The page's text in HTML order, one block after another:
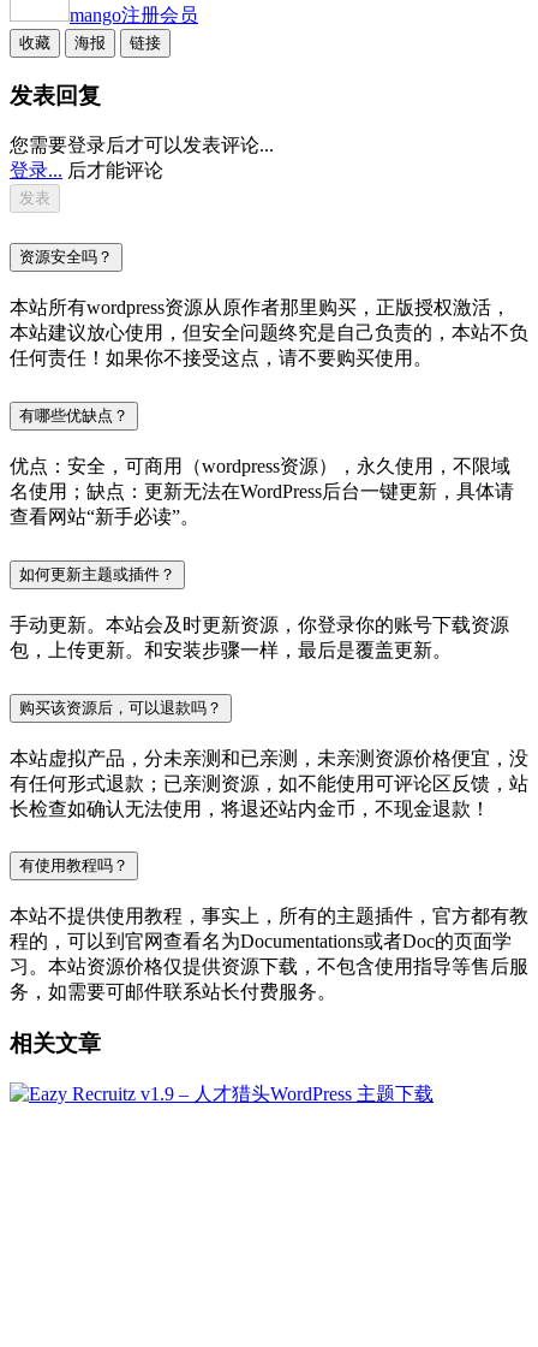
mango注册会员
收藏 海报 链接
发表回复
您需要登录后才可以发表评论...
登录... 后才能评论
资源安全吗？
本站所有wordpress资源从原作者那里购买，正版授权激活，
本站建议放心使用，但安全问题终究是自己负责的，本站不负
任何责任！如果你不接受这点，请不要购买使用。
有哪些优缺点？
优点：安全，可商用（wordpress资源），永久使用，不限域
名使用；缺点：更新无法在WordPress后台一键更新，具体请
查看网站“新手必读”。
如何更新主题或插件？
手动更新。本站会及时更新资源，你登录你的账号下载资源
包，上传更新。和安装步骤一样，最后是覆盖更新。
购买该资源后，可以退款吗？
本站虚拟产品，分未亲测和已亲测，未亲测资源价格便宜，没
有任何形式退款；已亲测资源，如不能使用可评论区反馈，站
长检查如确认无法使用，将退还站内金币，不现金退款！
有使用教程吗？
本站不提供使用教程，事实上，所有的主题插件，官方都有教
程的，可以到官网查看名为Documentations或者Doc的页面学
习。本站资源价格仅提供资源下载，不包含使用指导等售后服
务，如需要可邮件联系站长付费服务。
相关文章